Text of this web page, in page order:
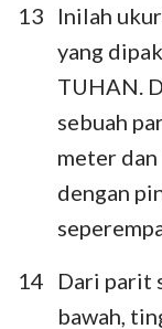
13
Inilah
yang
TUHAN.
sebuah
meter dan
dengan
14
Dari parit
bawah,